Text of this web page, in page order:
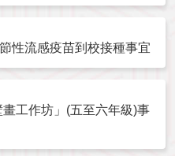
性流感疫苗到校接種事宜
工作坊」(五至六年級)事